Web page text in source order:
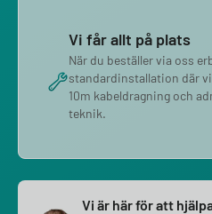
Vi får allt på plats
När du beställer via oss
standardinstallation där
10m kabeldragning och
teknik.
Vi är här för att